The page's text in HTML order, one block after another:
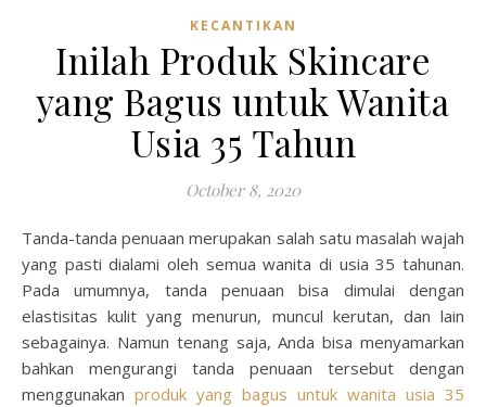
KECANTIKAN
Inilah Produk Skincare
yang Bagus untuk Wanita
Usia 35 Tahun
October 8, 2020
Tanda-tanda penuaan merupakan salah satu masalah wajah
yang pasti dialami oleh semua wanita di usia 35 tahunan.
Pada umumnya, tanda penuaan bisa dimulai dengan
elastisitas kulit yang menurun, muncul kerutan, dan lain
sebagainya. Namun tenang saja, Anda bisa menyamarkan
bahkan mengurangi tanda penuaan tersebut dengan
menggunakan produk yang bagus untuk wanita usia 35